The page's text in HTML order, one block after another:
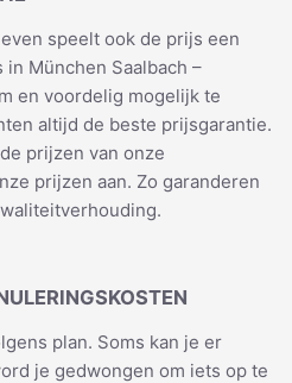
speelt ook de prijs een
München Saalbach –
en voordelig mogelijk te
altijd de beste prijsgarantie.
prijzen van onze
prijzen aan. Zo garanderen
plan. Soms kan je er
je gedwongen om iets op te